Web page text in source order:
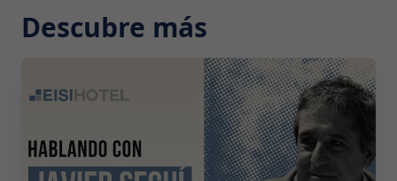
Descubre más
2026-07-29 10:00:00